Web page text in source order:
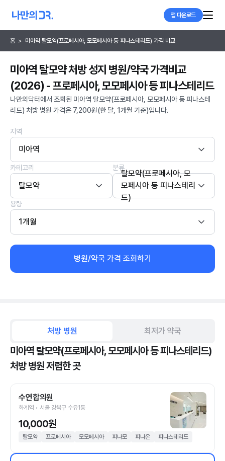
앱 다운로드
홈 > 미아역 탈모약(프로페시아, 모모페시아 등 피나스테리드) 가격 비교
미아역 탈모약 처방 성지 병원/약국 가격비교
(2026) - 프로페시아, 모모페시아 등 피나스테리드
나만의닥터에서 조회된 미아역 탈모약(프로페시아, 모모페시아 등 피나스테
리드) 처방 병원 가격은 7,200원(한 달, 1개월 기준)입니다.
지역
미아역
카테고리
탈모약
분류
탈모약(프로페시아, 모
모페시아 등 피나스테리
드)
용량
1개월
병원/약국 가격 조회하기
처방 병원 최저가 약국
미아역 탈모약(프로페시아, 모모페시아 등 피나스테리드)
처방 병원 저렴한 곳
수연합의원
화계역 • 서울 강북구 수유1동
10,000원
탈모약 프로페시아 모모페시아 피나모 피나온 피나스테리드